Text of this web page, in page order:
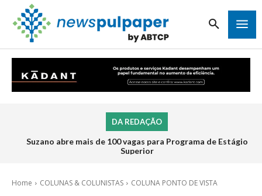
DA REDAÇÃO
Suzano abre mais de 100 vagas para Programa de Estágio
Superior
Home COLUNAS & COLUNISTAS COLUNA PONTO DE VISTA